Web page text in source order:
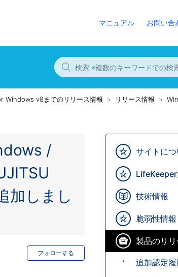
マニュアル お問い合
v8までのリリース情報 リリース情報
サイトにつ
技術情報
脆弱性情報
製品のリ
追加認定履
/
加しまし
フォローする